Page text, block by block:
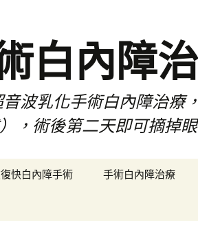
白內障
波乳化手術白內障治療
，術後第二天即可摘掉
快白內障手術 手術白內障治療